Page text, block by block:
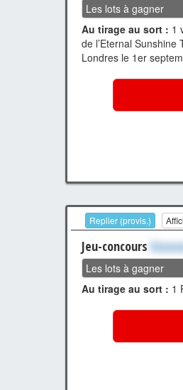
Les lots à gagner
Au tirage au sort : 1
de l’Eternal
Londres le 1er
Replier (provis.)
Jeu-concours
Les lots à gagner
Au tirage au sort : 1